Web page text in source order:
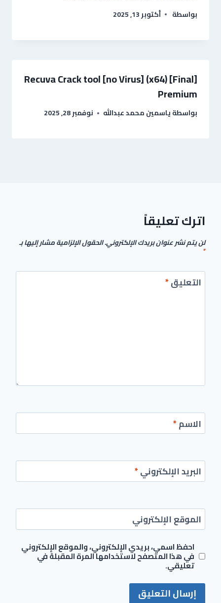
بواسطة أكتوبر 13, 2025
Recuva Crack tool [no Virus] (x64) [Final]
Premium
بواسطةياسمين محمد عبدالله نوفمبر 28, 2025
اترك تعليقاً
لن يتم نشر عنوان بريدك الإلكتروني.الحقول الإلزامية مشار إليها بـ
*
التعليق*
الاسم*
البريد الإلكتروني*
الموقع الإلكتروني
احفظ اسمي، بريدي الإلكتروني، والموقع الإلكتروني
في هذا المتصفح لاستخدامها المرة المقبلة في
تعليقي.